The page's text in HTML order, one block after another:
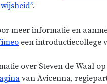
.
meer informatie en
een introductiecollege
over Steven de Waal
van Avicenna,